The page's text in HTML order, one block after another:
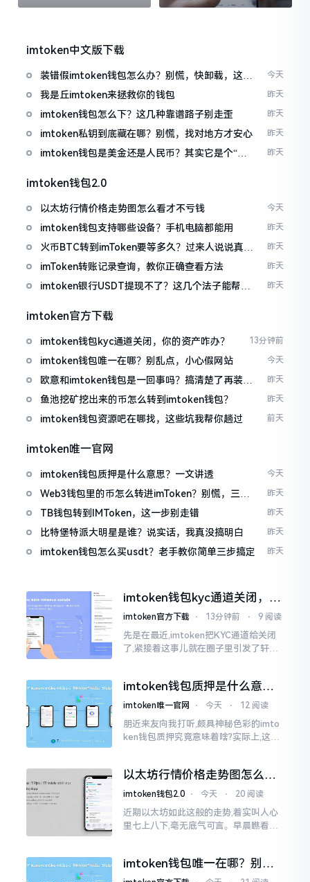
imtoken中文版下载
装错假imtoken钱包怎么办？别慌，快卸载，这几
招能救急
今天
我是丘imtoken来拯救你的钱包 昨天
imtoken钱包怎么下？这几种靠谱路子别走歪 昨天
imtoken私钥到底藏在哪？别慌，找对地方才安心 昨天
imtoken钱包是美金还是人民币？其实它是个“多
昨天
imtoken钱包2.0
以太坊行情价格走势图怎么看才不亏钱 今天
imtoken钱包支持哪些设备？手机电脑都能用 昨天
火币BTC转到imToken要等多久？过来人说说真实
情况
昨天
imToken转账记录查询，教你正确查看方法 昨天
imtoken银行USDT提现不了？这几个法子能帮你
昨天
imtoken官方下载
imtoken钱包kyc通道关闭，你的资产咋办？ 13分钟前
imtoken钱包唯一在哪？别乱点，小心假网站 今天
欧意和imtoken钱包是一回事吗？搞清楚了再装钱
包
昨天
鱼池挖矿挖出来的币怎么转到imtoken钱包？ 昨天
imtoken钱包资源吧在哪找，这些坑我帮你趟过 前天
imtoken唯一官网
imtoken钱包质押是什么意思？一文讲透 今天
Web3钱包里的币怎么转进imToken？别慌，三步
搞定
昨天
TB钱包转到IMToken，这一步别走错 昨天
比特堡特派大明星是谁？说实话，我真没搞明白 昨天
imtoken钱包怎么买usdt？老手教你简单三步搞定 昨天
imtoken钱包kyc通道关闭，你
的资产咋办？
imtoken官方下载 ⋅ 13分钟前 ⋅ 9 阅读
先是在最近,imtoken把KYC通道给关闭
了,紧接着这事儿就在圈子里引发了轩然
imtoken钱包质押是什么意
思？一文讲透
imtoken唯一官网 ⋅ 今天 ⋅ 12 阅读
朋近来友向我打听,颇具神秘色彩的imto
ken钱包质押究竟意味着啥?实际上,这一
以太坊行情价格走势图怎么看
才不亏钱
imtoken钱包2.0 ⋅ 今天 ⋅ 20 阅读
近期以太坊如此这般的走势,着实叫人心
里七上八下,毫无底气可言。早晨瞧看之
得让人心里直冒慌意。
imtoken钱包唯一在哪？别乱
点，小心假网站